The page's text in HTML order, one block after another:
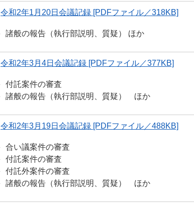
令和2年1月20日会議記録 [PDFファイル／318KB]
諸般の報告（執行部説明、質疑） ほか
令和2年3月4日会議記録 [PDFファイル／377KB]
付託案件の審査
諸般の報告（執行部説明、質疑） ほか
令和2年3月19日会議記録 [PDFファイル／488KB]
合い議案件の審査
付託案件の審査
付託外案件の審査
諸般の報告（執行部説明、質疑） ほか